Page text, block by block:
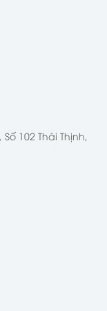
102 Thái Thịnh,